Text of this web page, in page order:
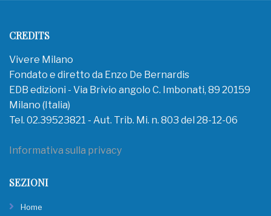
CREDITS
Vivere Milano
Fondato e diretto da Enzo De Bernardis
EDB edizioni - Via Brivio angolo C. Imbonati, 89 20159
Milano (Italia)
Tel. 02.39523821 - Aut. Trib. Mi. n. 803 del 28-12-06
Informativa sulla privacy
SEZIONI
Home